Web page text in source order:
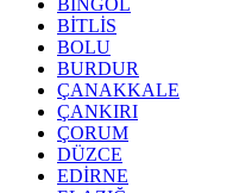
BİNGÖL
BİTLİS
BOLU
BURDUR
ÇANAKKALE
ÇANKIRI
ÇORUM
DÜZCE
EDİRNE